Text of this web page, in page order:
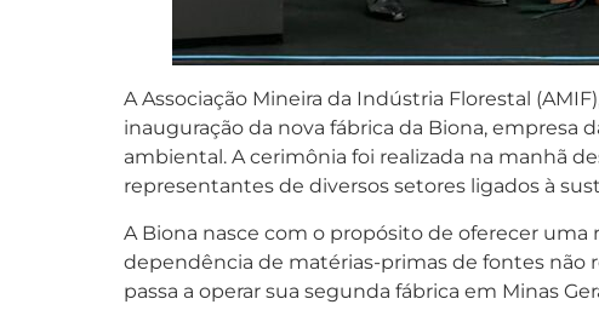
A Associação Mineira da Indústria Florestal
inauguração da nova fábrica da Biona,
ambiental. A cerimônia foi realizada na manhã
representantes de diversos setores ligados à
A Biona nasce com o propósito de oferecer
dependência de matérias-primas de fontes não
passa a operar sua segunda fábrica em Minas